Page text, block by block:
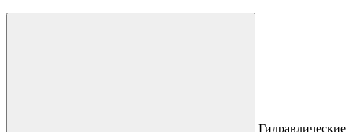
Гидравлические